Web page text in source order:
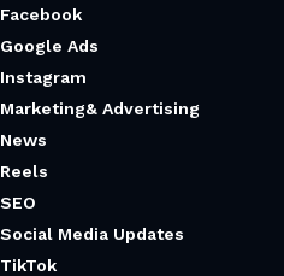
Facebook
Google Ads
Instagram
Marketing& Advertising
News
Reels
SEO
Social Media Updates
TikTok